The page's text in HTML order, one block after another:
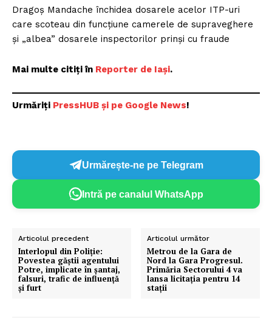
Dragoș Mandache închidea dosarele acelor ITP-uri
care scoteau din funcțiune camerele de supraveghere
și „albea” dosarele inspectorilor prinși cu fraude
Mai multe citiți în Reporter de Iași.
Urmăriți PressHUB și pe Google News!
Urmărește-ne pe Telegram
Intră pe canalul WhatsApp
Articolul precedent
Interlopul din Poliţie:
Povestea găștii agentului
Potre, implicate în șantaj,
falsuri, trafic de influență
și furt
Articolul următor
Metrou de la Gara de
Nord la Gara Progresul.
Primăria Sectorului 4 va
lansa licitația pentru 14
stații